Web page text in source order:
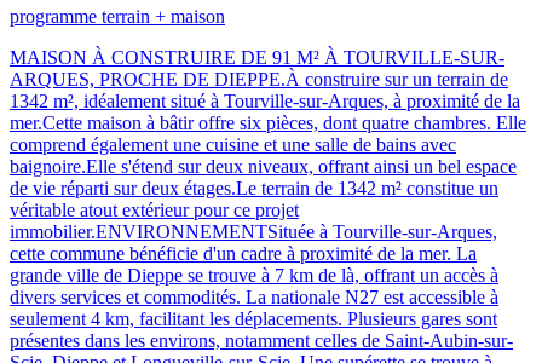
programme terrain + maison
MAISON À CONSTRUIRE DE 91 M² À TOURVILLE-SUR-
ARQUES, PROCHE DE DIEPPE.À construire sur un terrain de
1342 m², idéalement situé à Tourville-sur-Arques, à proximité de la
mer.Cette maison à bâtir offre six pièces, dont quatre chambres. Elle
comprend également une cuisine et une salle de bains avec
baignoire.Elle s'étend sur deux niveaux, offrant ainsi un bel espace
de vie réparti sur deux étages.Le terrain de 1342 m² constitue un
véritable atout extérieur pour ce projet
immobilier.ENVIRONNEMENTSituée à Tourville-sur-Arques,
cette commune bénéficie d'un cadre à proximité de la mer. La
grande ville de Dieppe se trouve à 7 km de là, offrant un accès à
divers services et commodités. La nationale N27 est accessible à
seulement 4 km, facilitant les déplacements. Plusieurs gares sont
présentes dans les environs, notamment celles de Saint-Aubin-sur-